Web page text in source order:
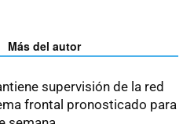
Más del autor
supervisión de la red
frontal pronosticado para